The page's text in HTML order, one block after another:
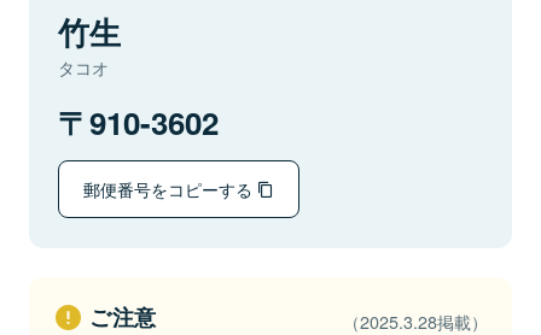
竹生
タコオ
910-3602
郵便番号をコピーする
ご注意 （2025.3.28掲載）